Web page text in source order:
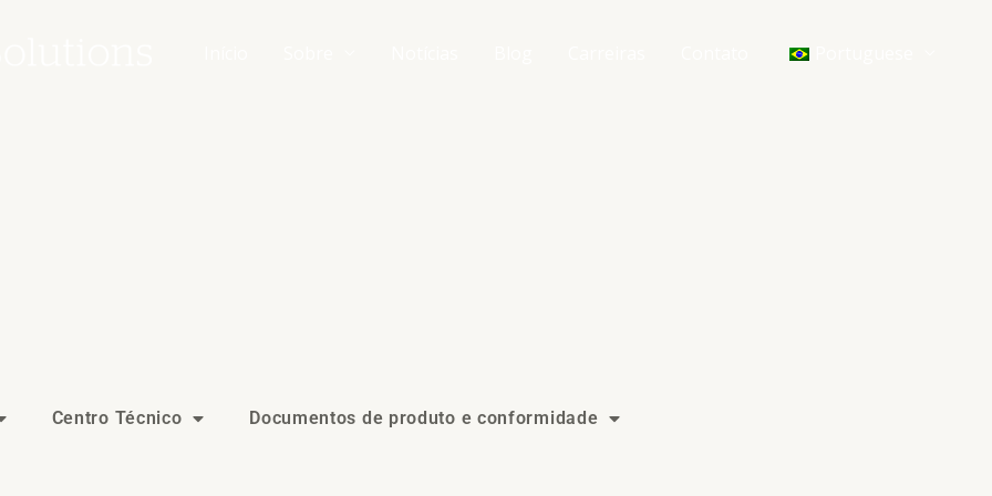
Centro Técnico Documentos de produto e conformidade